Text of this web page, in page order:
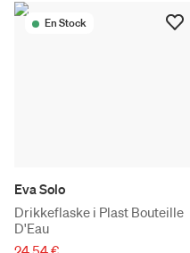
En Stock
Eva Solo
Drikkeflaske i Plast Bouteille
D'Eau